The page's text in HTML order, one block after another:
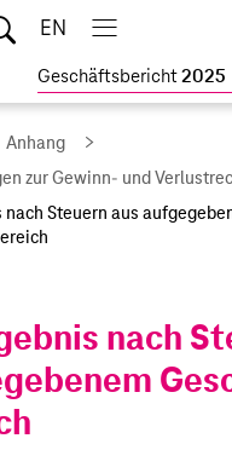
Geschäftsbericht 2025
SucheEN
öffnen
schließen
Anhang
zur Gewinn- und
nach Steuern aus
nach